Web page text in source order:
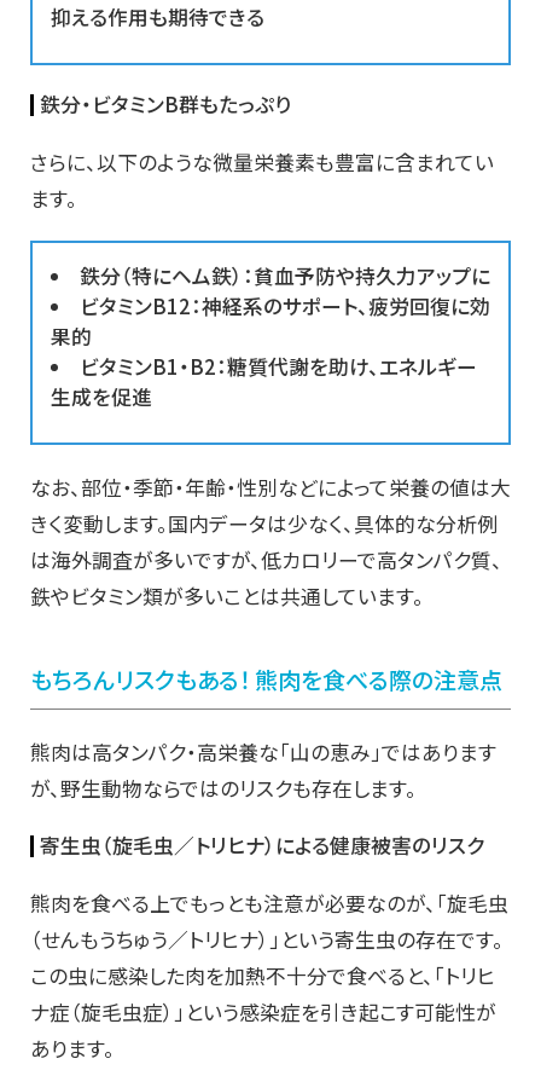
抑える作用も期待できる
鉄分・ビタミンB群もたっぷり
さらに、以下のような微量栄養素も豊富に含まれてい
ます。
鉄分（特にヘム鉄）：貧血予防や持久力アップに
ビタミンB12：神経系のサポート、疲労回復に効
果的
ビタミンB1・B2：糖質代謝を助け、エネルギー
生成を促進
なお、部位・季節・年齢・性別などによって栄養の値は大
きく変動します。国内データは少なく、具体的な分析例
は海外調査が多いですが、低カロリーで高タンパク質、
鉄やビタミン類が多いことは共通しています。
もちろんリスクもある！ 熊肉を食べる際の注意点
熊肉は高タンパク・高栄養な「山の恵み」ではあります
が、野生動物ならではのリスクも存在します。
寄生虫（旋毛虫／トリヒナ）による健康被害のリスク
熊肉を食べる上でもっとも注意が必要なのが、「旋毛虫
（せんもうちゅう／トリヒナ）」という寄生虫の存在です。
この虫に感染した肉を加熱不十分で食べると、「トリヒ
ナ症（旋毛虫症）」という感染症を引き起こす可能性が
あります。